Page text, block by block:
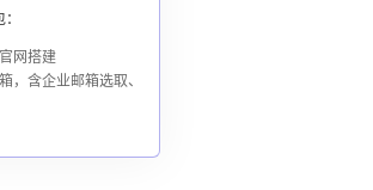
网搭建
，含企业邮箱选取、